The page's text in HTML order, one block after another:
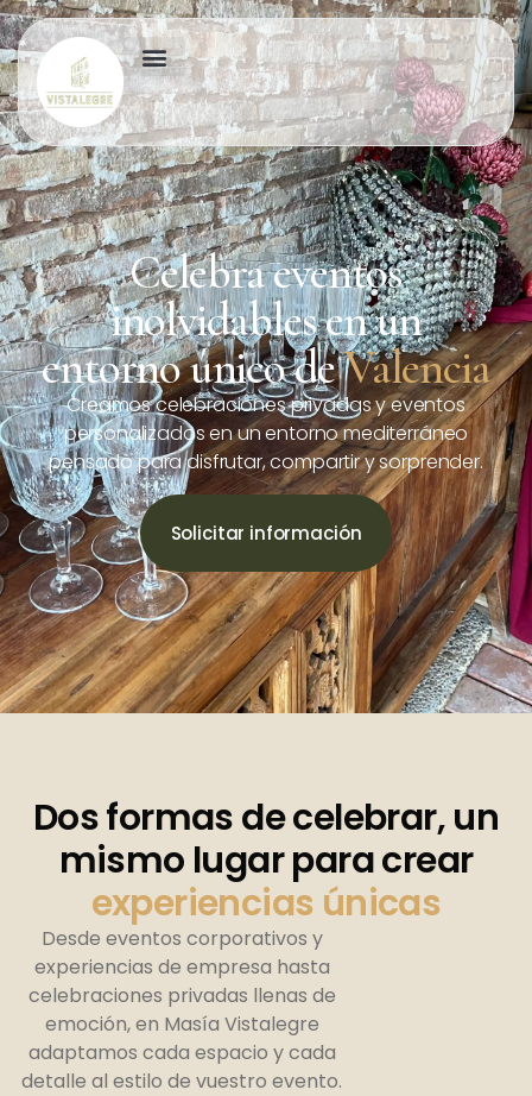
Celebra eventos
inolvidables en un
entorno único deValencia
Creamos celebraciones privadas y eventos
personalizados en un entorno mediterráneo
pensado para disfrutar, compartir y sorprender.
Solicitar información
Dos formas de celebrar, un
mismo lugar para crear
experiencias únicas
Desde eventos corporativos y
experiencias de empresa hasta
celebraciones privadas llenas de
emoción, en Masía Vistalegre
adaptamos cada espacio y cada
detalle al estilo de vuestro evento.